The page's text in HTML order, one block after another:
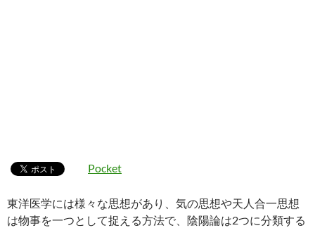
Pocket
東洋医学には様々な思想があり、気の思想や天人合一思想
は物事を一つとして捉える方法で、陰陽論は2つに分類する